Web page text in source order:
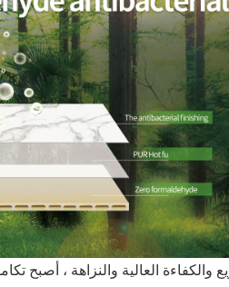
والكفاءة العالية والنزاهة ، أصبح